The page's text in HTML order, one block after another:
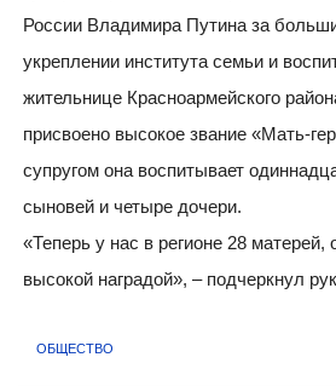
России Владимира Путина за
укреплении института семьи и
жительнице Красноармейского
присвоено высокое звание «Мать-
супругом она воспитывает
сыновей и четыре дочери.
«Теперь у нас в регионе 28
высокой наградой», – подчеркнул
ОБЩЕСТВО